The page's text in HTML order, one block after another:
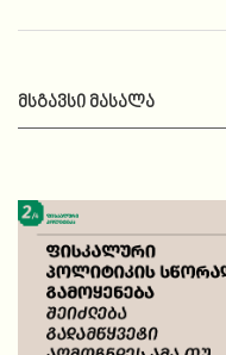
ᲛᲡᲒᲐᲕᲡᲘ ᲛᲐᲡᲐᲚᲐ